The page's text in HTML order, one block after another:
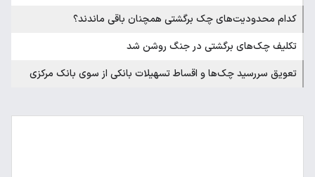
کدام محدودیت‌های چک برگشتی همچنان باقی ماندند؟
تکلیف چک‌های برگشتی در جنگ روشن شد
تعویق سررسید چک‌ها و اقساط تسهیلات بانکی از سوی بانک مرکزی